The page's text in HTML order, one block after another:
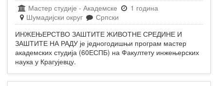
Мастер студије - Академске
1 година
Шумадијски округ
Српски
ИНЖЕЊЕРСТВО ЗАШТИТЕ ЖИВОТНЕ СРЕДИНЕ И
ЗАШТИТЕ НА РАДУ је једногодишњи програм мастер
академских студија (60ЕСПБ) на Факултету инжењерских
наука у Крагујевцу.